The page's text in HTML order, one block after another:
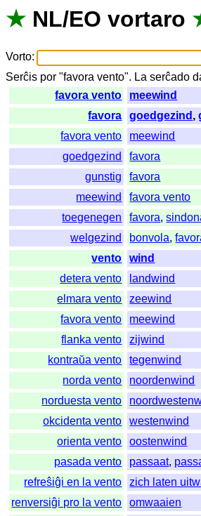
★ NL/EO vortaro
Vorto:
Serĉis por "favora vento". La serĉado
favora vento
meewind
favora
goedgezind ,
favora vento
meewind
goedgezind
favora
gunstig
favora
meewind
favora vento
toegenegen
favora,
welgezind
bonvola,
vento
wind
detera vento
landwind
elmara vento
zeewind
favora vento
meewind
flanka vento
zijwind
kontraŭa vento
tegenwind
norda vento
noordenwind
norduesta vento
okcidenta vento
westenwind
orienta vento
oostenwind
pasada vento
passaat,
refreŝiĝi en la vento
zich laten
renversiĝi pro la vento
omwaaien